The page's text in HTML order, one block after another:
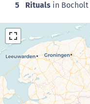
5 Rituals in Bocholt